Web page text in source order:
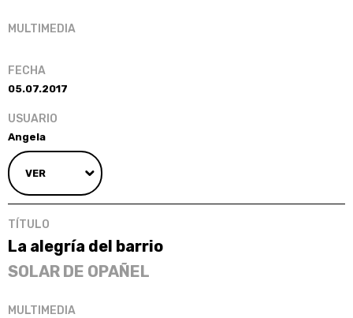
VER
05.07.2017
Angela
La alegría del barrio
SOLAR DE OPAÑEL